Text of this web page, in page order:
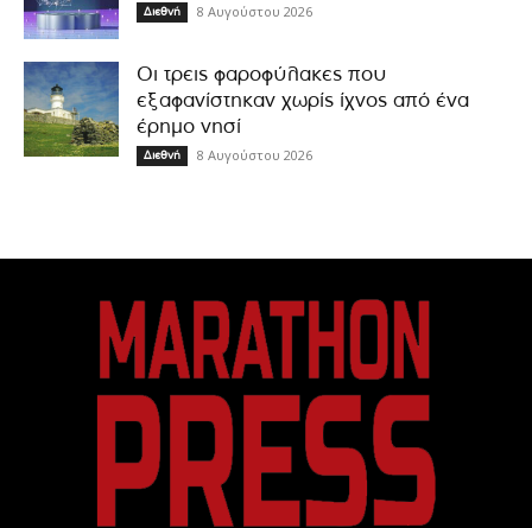
Διεθνή 8 Αυγούστου 2026
Οι τρεις φαροφύλακες που
εξαφανίστηκαν χωρίς ίχνος από ένα
έρημο νησί
Διεθνή 8 Αυγούστου 2026